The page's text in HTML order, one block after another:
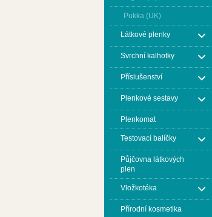
Pukka (UK)
Látkové plenky
Svrchní kalhotky
Příslušenství
Plenkové sestavy
Plenkomat
Testovací balíčky
Půjčovna látkových
plen
Vložkotéka
Přírodní kosmetika